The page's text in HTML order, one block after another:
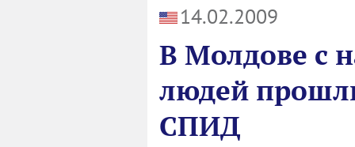
14.02.2009
В Молдове с
людей
СПИД